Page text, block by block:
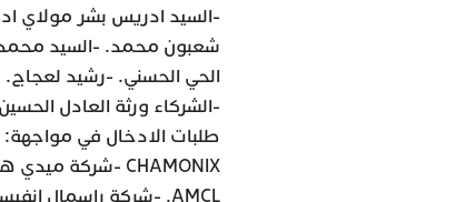
-السيد ادريس بشر مولاي
شعبون محمد. -السيد محمد
-الشركاء ورثة العادل